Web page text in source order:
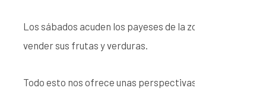
Los sábados acuden los payeses de la zona para
vender sus frutas y verduras.
Todo esto nos ofrece unas perspectivas